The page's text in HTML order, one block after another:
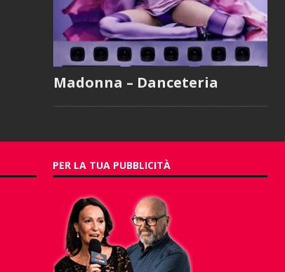
Madonna – Danceteria
PER LA TUA PUBBLICITÀ